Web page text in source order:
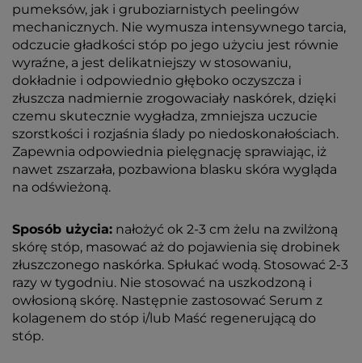
pumeksów, jak i gruboziarnistych peelingów
mechanicznych. Nie wymusza intensywnego tarcia,
odczucie gładkości stóp po jego użyciu jest równie
wyraźne, a jest delikatniejszy w stosowaniu,
dokładnie i odpowiednio głęboko oczyszcza i
złuszcza nadmiernie zrogowaciały naskórek, dzięki
czemu skutecznie wygładza, zmniejsza uczucie
szorstkości i rozjaśnia ślady po niedoskonałościach.
Zapewnia odpowiednia pielęgnację sprawiając, iż
nawet zszarzała, pozbawiona blasku skóra wygląda
na odświeżoną.
Sposób użycia: nałożyć ok 2-3 cm żelu na zwilżoną
skórę stóp, masować aż do pojawienia się drobinek
złuszczonego naskórka. Spłukać wodą. Stosować 2-3
razy w tygodniu. Nie stosować na uszkodzoną i
owłosioną skórę. Następnie zastosować Serum z
kolagenem do stóp i/lub Maść regenerującą do
stóp.